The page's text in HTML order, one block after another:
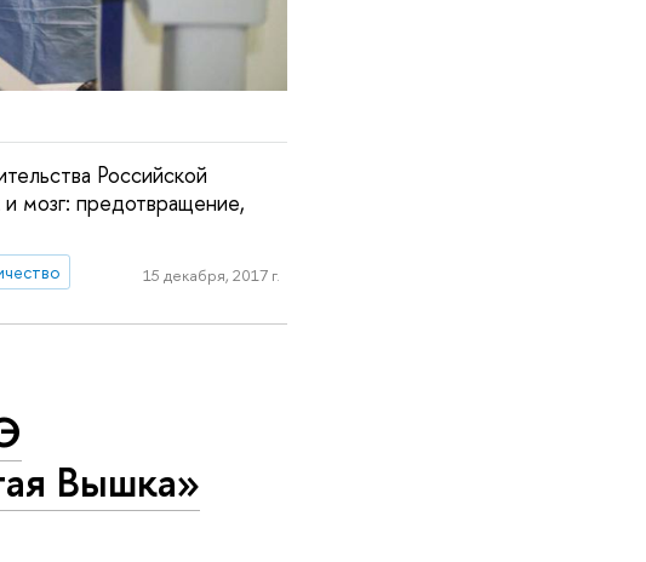
Российской
мозг: предотвращение,
15 декабря, 2017 г.
Вышка»